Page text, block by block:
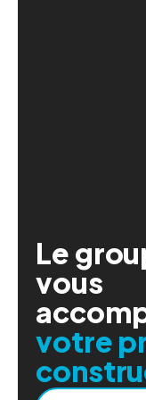
Le
vous
votre